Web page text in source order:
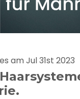
am Jul 31st 2023